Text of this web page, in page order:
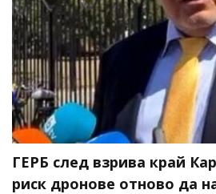
ГЕРБ след взрива край
риск дронове отново да